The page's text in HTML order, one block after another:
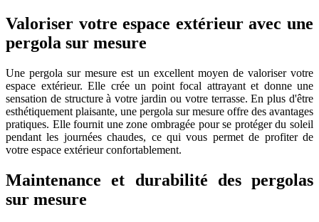
Valoriser votre espace extérieur avec une
pergola sur mesure
Une pergola sur mesure est un excellent moyen de valoriser votre
espace extérieur. Elle crée un point focal attrayant et donne une
sensation de structure à votre jardin ou votre terrasse. En plus d'être
esthétiquement plaisante, une pergola sur mesure offre des avantages
pratiques. Elle fournit une zone ombragée pour se protéger du soleil
pendant les journées chaudes, ce qui vous permet de profiter de
votre espace extérieur confortablement.
Maintenance et durabilité des pergolas
sur mesure